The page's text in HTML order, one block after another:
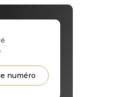
numéro